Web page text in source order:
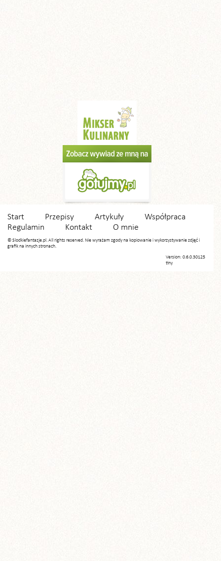
Start Przepisy Artykuły
Współpraca
Regulamin
Kontakt O mnie
© Slodkiefantazje.pl. All rights reserved. Nie wyrażam zgody na kopiowanie i wykorzystywanie zdjęć i
grafik na innych stronach.
Version: 0.6.0.30125
tiny